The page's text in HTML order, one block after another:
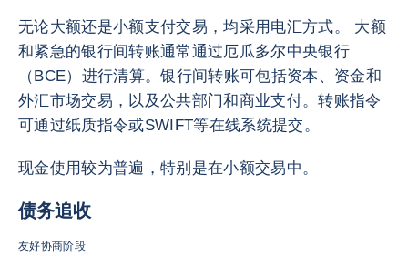
无论大额还是小额支付交易，均采用电汇方式。 大额
和紧急的银行间转账通常通过厄瓜多尔中央银行
（BCE）进行清算。银行间转账可包括资本、资金和
外汇市场交易，以及公共部门和商业支付。转账指令
可通过纸质指令或SWIFT等在线系统提交。
现金使用较为普遍，特别是在小额交易中。
债务追收
友好协商阶段